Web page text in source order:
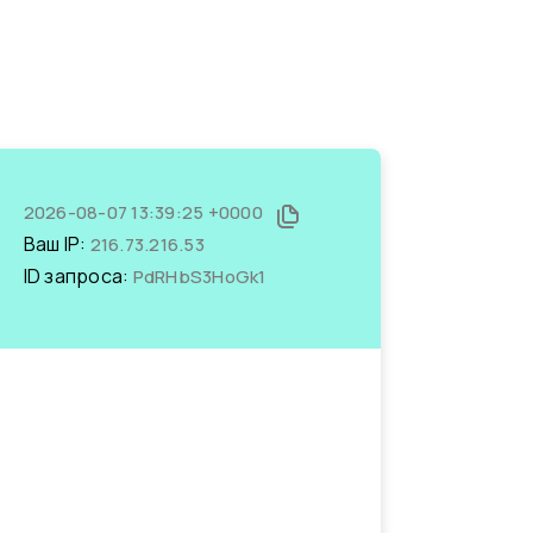
2026-08-07 13:39:25 +0000
Ваш IP: 216.73.216.53
ID запроса: PdRHbS3HoGk1